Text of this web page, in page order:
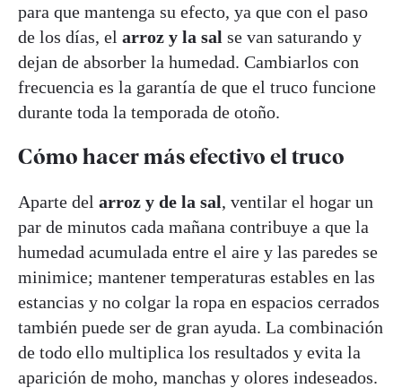
para que mantenga su efecto, ya que con el paso
de los días, el arroz y la sal se van saturando y
dejan de absorber la humedad. Cambiarlos con
frecuencia es la garantía de que el truco funcione
durante toda la temporada de otoño.
Cómo hacer más efectivo el truco
Aparte del arroz y de la sal, ventilar el hogar un
par de minutos cada mañana contribuye a que la
humedad acumulada entre el aire y las paredes se
minimice; mantener temperaturas estables en las
estancias y no colgar la ropa en espacios cerrados
también puede ser de gran ayuda. La combinación
de todo ello multiplica los resultados y evita la
aparición de moho, manchas y olores indeseados.